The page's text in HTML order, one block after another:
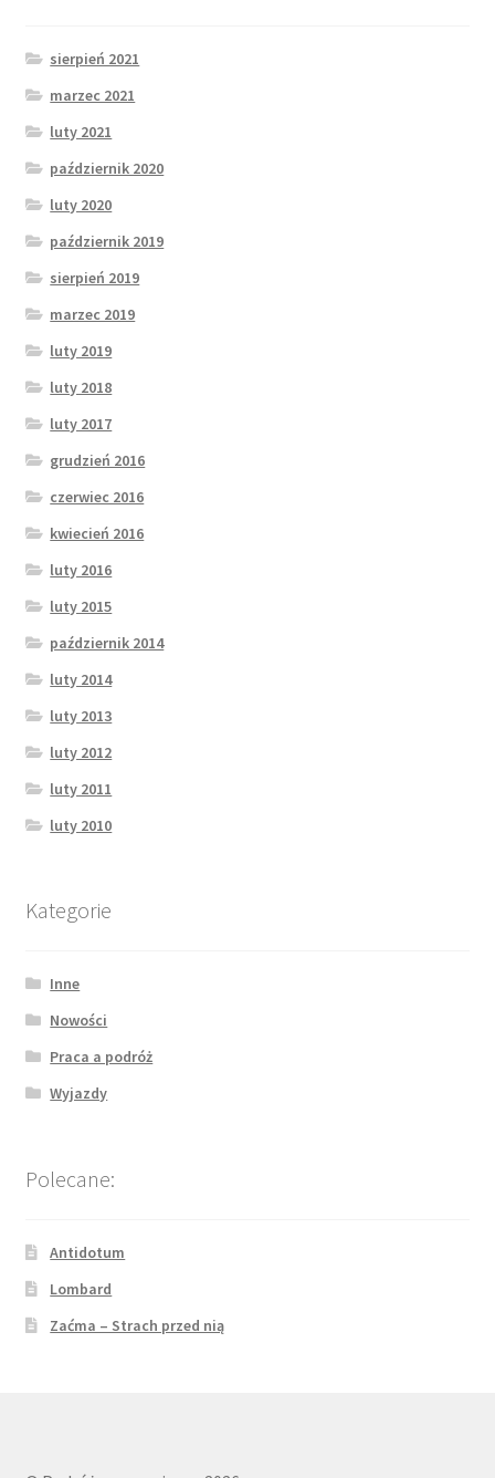
sierpień 2021
marzec 2021
luty 2021
październik 2020
luty 2020
październik 2019
sierpień 2019
marzec 2019
luty 2019
luty 2018
luty 2017
grudzień 2016
czerwiec 2016
kwiecień 2016
luty 2016
luty 2015
październik 2014
luty 2014
luty 2013
luty 2012
luty 2011
luty 2010
Kategorie
Inne
Nowości
Praca a podróż
Wyjazdy
Polecane:
Antidotum
Lombard
Zaćma – Strach przed nią